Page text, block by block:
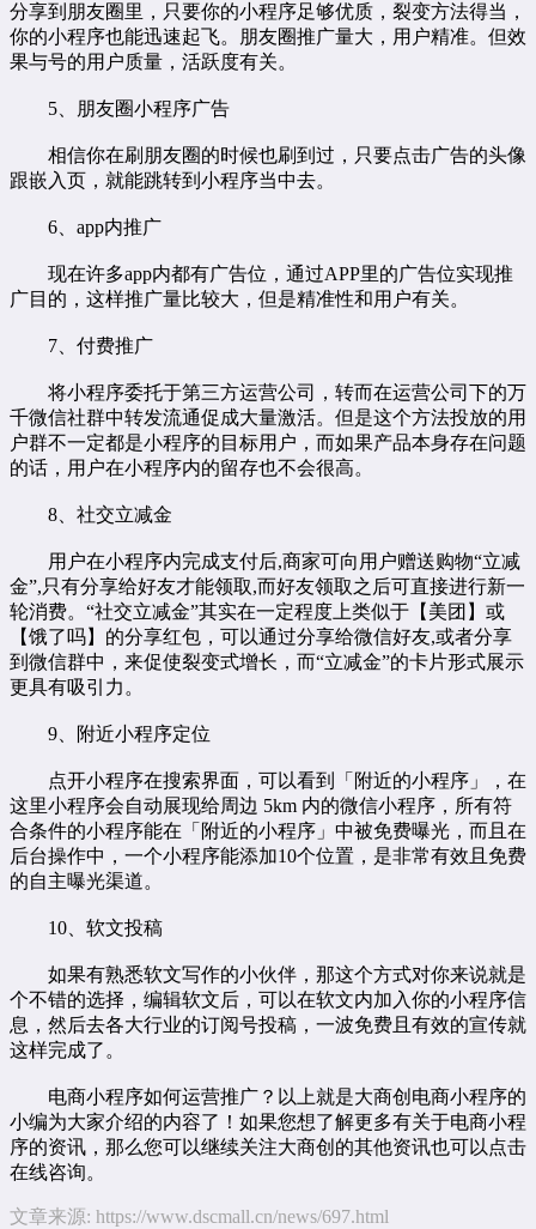
分享到朋友圈里，只要你的小程序足够优质，裂变方法得当，
你的小程序也能迅速起飞。朋友圈推广量大，用户精准。但效
果与号的用户质量，活跃度有关。
5、朋友圈小程序广告
相信你在刷朋友圈的时候也刷到过，只要点击广告的头像
跟嵌入页，就能跳转到小程序当中去。
6、app内推广
现在许多app内都有广告位，通过APP里的广告位实现推
广目的，这样推广量比较大，但是精准性和用户有关。
7、付费推广
将小程序委托于第三方运营公司，转而在运营公司下的万
千微信社群中转发流通促成大量激活。但是这个方法投放的用
户群不一定都是小程序的目标用户，而如果产品本身存在问题
的话，用户在小程序内的留存也不会很高。
8、社交立减金
用户在小程序内完成支付后,商家可向用户赠送购物“立减
金”,只有分享给好友才能领取,而好友领取之后可直接进行新一
轮消费。“社交立减金”其实在一定程度上类似于【美团】或
【饿了吗】的分享红包，可以通过分享给微信好友,或者分享
到微信群中，来促使裂变式增长，而“立减金”的卡片形式展示
更具有吸引力。
9、附近小程序定位
点开小程序在搜索界面，可以看到「附近的小程序」，在
这里小程序会自动展现给周边 5km 内的微信小程序，所有符
合条件的小程序能在「附近的小程序」中被免费曝光，而且在
后台操作中，一个小程序能添加10个位置，是非常有效且免费
的自主曝光渠道。
10、软文投稿
如果有熟悉软文写作的小伙伴，那这个方式对你来说就是
个不错的选择，编辑软文后，可以在软文内加入你的小程序信
息，然后去各大行业的订阅号投稿，一波免费且有效的宣传就
这样完成了。
电商小程序如何运营推广？以上就是大商创电商小程序的
小编为大家介绍的内容了！如果您想了解更多有关于电商小程
序的资讯，那么您可以继续关注大商创的其他资讯也可以点击
在线咨询。
文章来源: https://www.dscmall.cn/news/697.html